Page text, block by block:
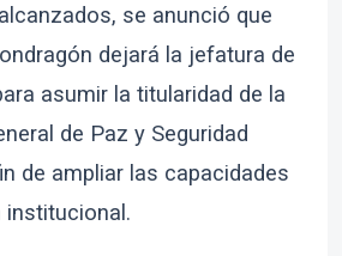
se anunció que
dejará la jefatura de
asumir la titularidad de la
de Paz y Seguridad
de ampliar las capacidades
institucional.